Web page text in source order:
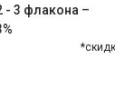
- 3 флакона –